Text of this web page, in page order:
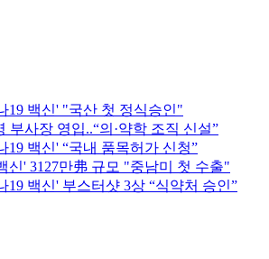
19 백신' "국산 첫 정식승인"
부사장 영입..“의·약학 조직 신설”
19 백신' “국내 품목허가 신청”
신' 3127만弗 규모 "중남미 첫 수출"
19 백신' 부스터샷 3상 “식약처 승인”